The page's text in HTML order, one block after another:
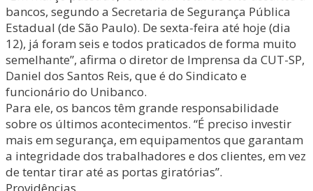
bancos, segundo a Secretaria de Segurança Pública
Estadual (de São Paulo). De sexta-feira até hoje (dia
12), já foram seis e todos praticados de forma muito
semelhante”, afirma o diretor de Imprensa da CUT-SP,
Daniel dos Santos Reis, que é do Sindicato e
funcionário do Unibanco.
Para ele, os bancos têm grande responsabilidade
sobre os últimos acontecimentos. “É preciso investir
mais em segurança, em equipamentos que garantam
a integridade dos trabalhadores e dos clientes, em vez
de tentar tirar até as portas giratórias”.